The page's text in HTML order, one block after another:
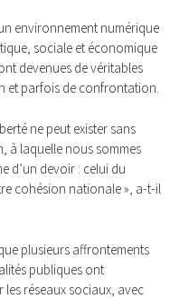
environnement numérique
sociale et économique
devenues de véritables
et parfois de confrontation.
ne peut exister sans
à laquelle nous sommes
d’un devoir : celui du
cohésion nationale », a-t-il
plusieurs affrontements
publiques ont
réseaux sociaux, avec